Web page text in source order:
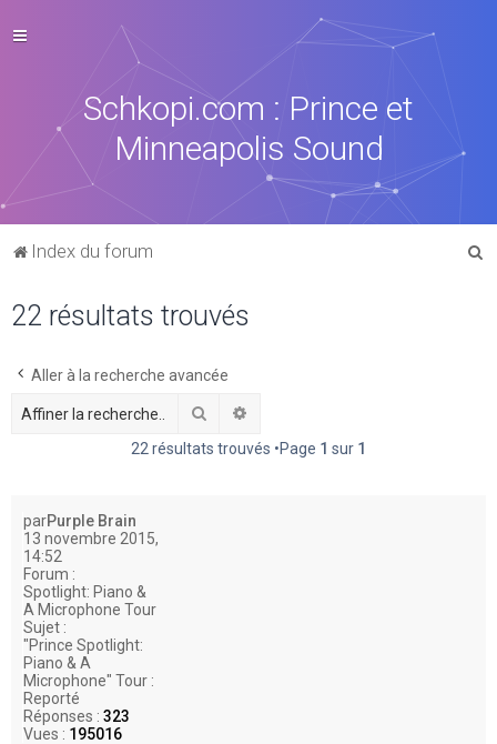
Schkopi.com : Prince et
Minneapolis Sound
Index du forum
22 résultats trouvés
Aller à la recherche avancée
Rechercher
22 résultats trouvés •Page 1 sur 1
parPurple Brain
13 novembre 2015,
14:52
Forum :
Spotlight: Piano &
A Microphone Tour
Sujet :
"Prince Spotlight:
Piano & A
Microphone" Tour :
Reporté
Réponses : 323
Vues : 195016